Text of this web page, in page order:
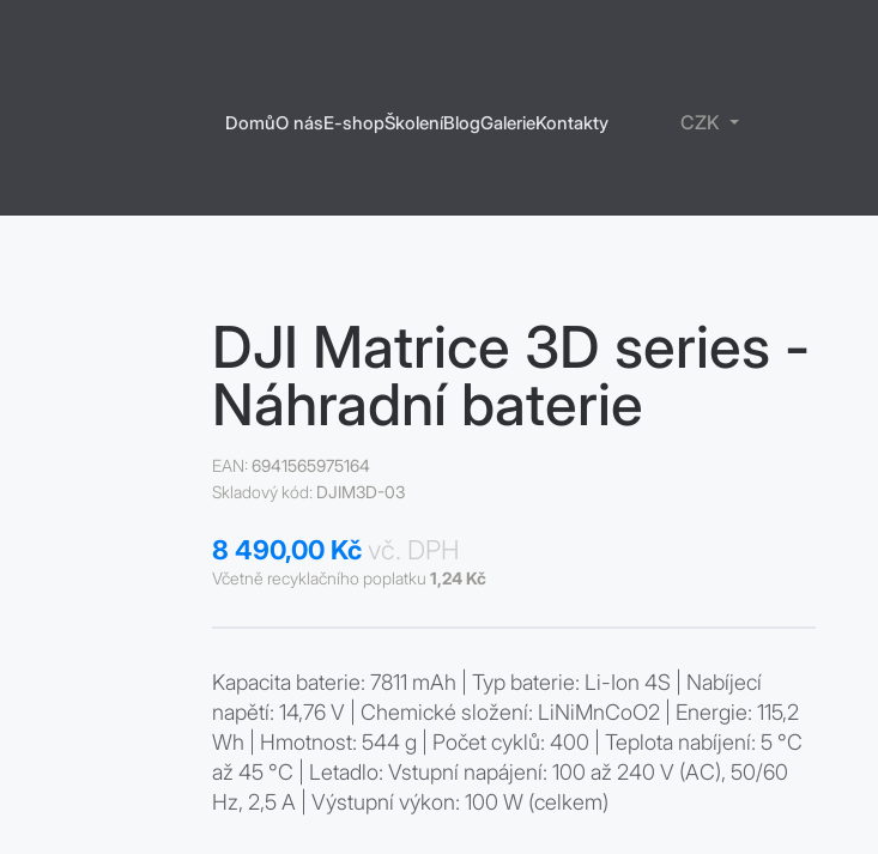
DomůO násE-shop
Školení
ŠkoleníBlogGalerieKontakty CZK
DJI Matrice 3D series -
Náhradní baterie
EAN: 6941565975164
Skladový kód: DJIM3D-03
8 490,00 Kč vč. DPH
Včetně recyklačního poplatku 1,24 Kč
Kapacita baterie: 7811 mAh | Typ baterie: Li-Ion 4S | Nabíjecí
napětí: 14,76 V | Chemické složení: LiNiMnCoO2 | Energie: 115,2
Wh | Hmotnost: 544 g | Počet cyklů: 400 | Teplota nabíjení: 5 °C
až 45 °C | Letadlo: Vstupní napájení: 100 až 240 V (AC), 50/60
Hz, 2,5 A | Výstupní výkon: 100 W (celkem)